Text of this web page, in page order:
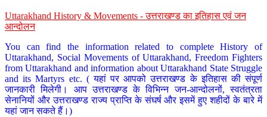
Uttarakhand History & Movements - उत्तराखण्ड का इतिहास एवं जन
आन्दोलन
You can find the information related to complete History of
Uttarakhand, Social Movements of Uttarakhand, Freedom Fighters
from Uttarakhand and information about Uttarakhand State Struggle
and its Martyrs etc. ( यहां पर आपको उत्तराखण्ड के इतिहास की संपूर्ण
जानकारी मिलेगी। आप उत्तराखण्ड के विभिन्न जन-आन्दोलनों, स्वतंत्रता
सेनानियों और उत्तराखण्ड राज्य प्राप्ति के संघर्ष और इसमें हुए शहीदों के बारे में
यहां जान सकते हैं।)